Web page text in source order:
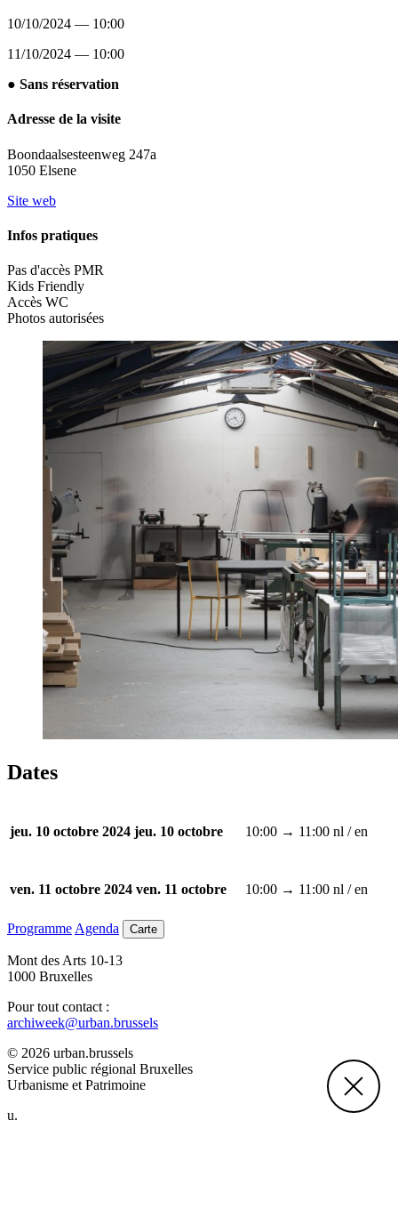
10/10/2024 — 10:00
11/10/2024 — 10:00
● Sans réservation
Adresse de la visite
Boondaalsesteenweg 247a
1050 Elsene
Site web
Infos pratiques
Pas d'accès PMR
Kids Friendly
Accès WC
Photos autorisées
Dates
jeu. 10 octobre 2024 jeu. 10 octobre 10:00 → 11:00 nl / en
ven. 11 octobre 2024 ven. 11 octobre 10:00 → 11:00 nl / en
Programme Agenda Carte
Mont des Arts 10-13
1000 Bruxelles
Pour tout contact :
archiweek@urban.brussels
© 2026 urban.brussels
Service public régional Bruxelles
Urbanisme et Patrimoine
u.